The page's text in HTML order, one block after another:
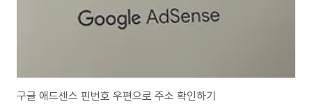
구글 애드센스 핀번호 우편으로 주소 확인하기